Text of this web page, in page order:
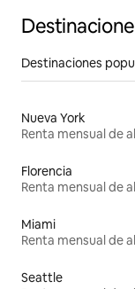
Destinaciones
Nueva York
Florencia
Miami
Seattle